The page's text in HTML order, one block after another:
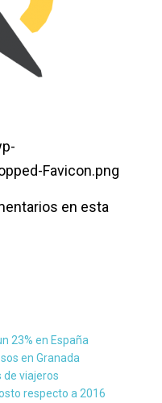
Favicon.png
en esta
23% en España
en Granada
de viajeros
respecto a 2016